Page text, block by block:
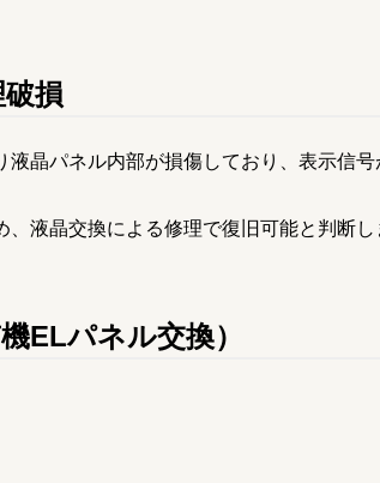
損
晶パネル内部が損傷しており、表示信
液晶交換による修理で復旧可能と判断し
ELパネル交換）